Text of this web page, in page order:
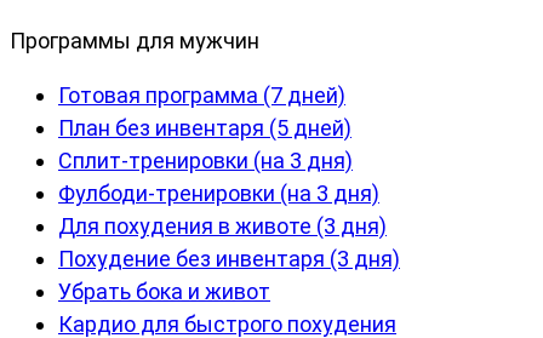
Программы для мужчин
Готовая программа (7 дней)
План без инвентаря (5 дней)
Сплит-тренировки (на 3 дня)
Фулбоди-тренировки (на 3 дня)
Для похудения в животе (3 дня)
Похудение без инвентаря (3 дня)
Убрать бока и живот
Кардио для быстрого похудения